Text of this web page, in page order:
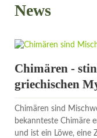
News
Chimären -
griechischen
Chimären sind
bekannteste Chimäre
und ist ein Löwe, eine